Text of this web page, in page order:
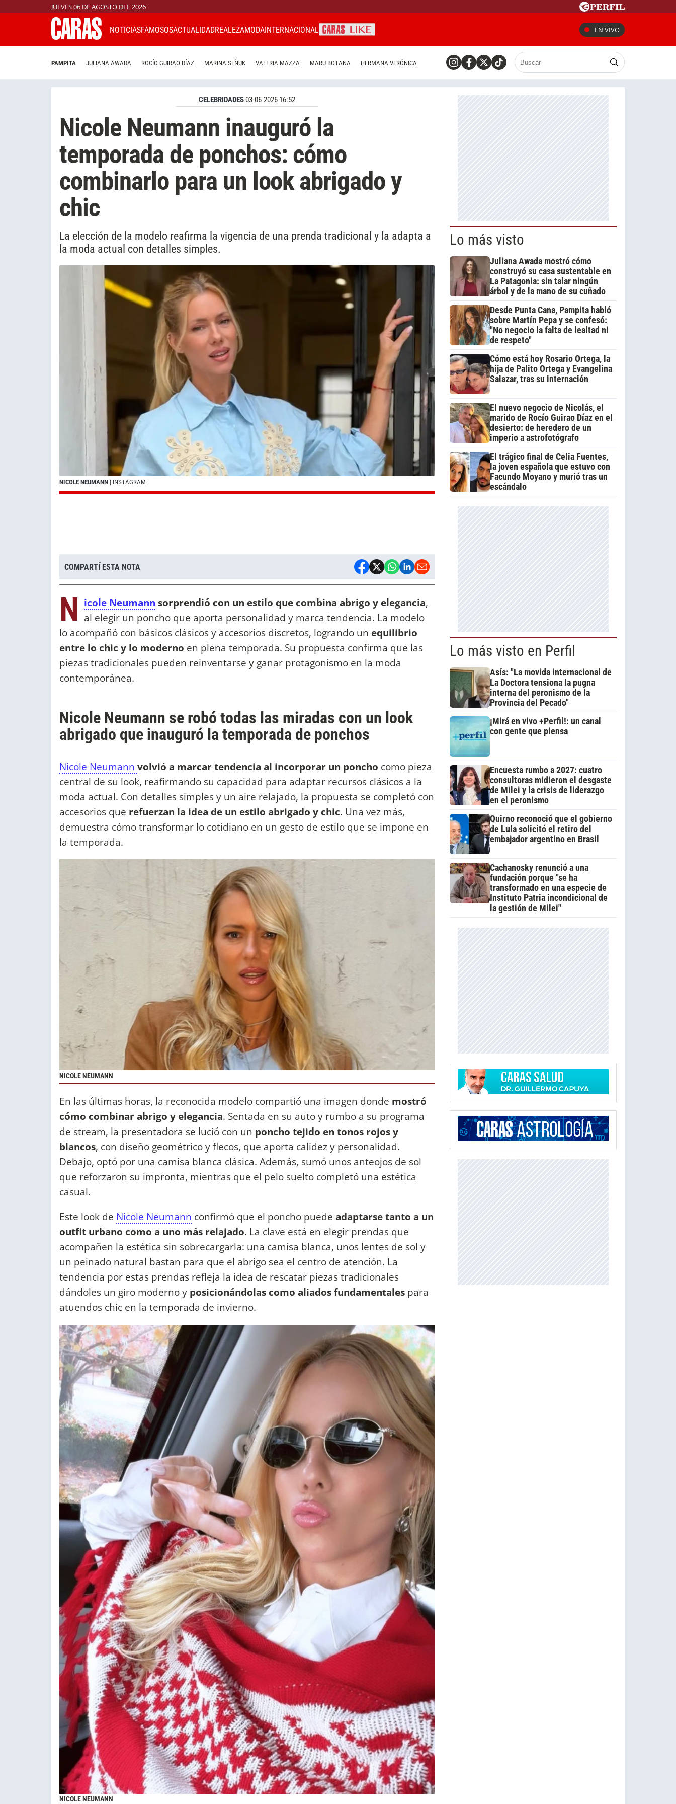
JUEVES 06 DE AGOSTO DEL 2026
NOTICIASFAMOSOSACTUALIDADREALEZAMODAINTERNACIONAL EN VIVO
PAMPITA JULIANA AWADA ROCÍO GUIRAO DÍAZ MARINA SEÑUK VALERIA MAZZA MARU BOTANA HERMANA VERÓNICA
CELEBRIDADES03-06-2026 16:52
Nicole Neumann inauguró la
temporada de ponchos: cómo
combinarlo para un look abrigado y
chic
La elección de la modelo reafirma la vigencia de una prenda tradicional y la adapta a
la moda actual con detalles simples.
NICOLE NEUMANN | INSTAGRAM
COMPARTÍ ESTA NOTA
N icole Neumann sorprendió con un estilo que combina abrigo y elegancia,
al elegir un poncho que aporta personalidad y marca tendencia. La modelo
lo acompañó con básicos clásicos y accesorios discretos, logrando un equilibrio
entre lo chic y lo moderno en plena temporada. Su propuesta confirma que las
piezas tradicionales pueden reinventarse y ganar protagonismo en la moda
contemporánea.
Nicole Neumann se robó todas las miradas con un look
abrigado que inauguró la temporada de ponchos
Nicole Neumann volvió a marcar tendencia al incorporar un poncho como pieza
central de su look, reafirmando su capacidad para adaptar recursos clásicos a la
moda actual. Con detalles simples y un aire relajado, la propuesta se completó con
accesorios que refuerzan la idea de un estilo abrigado y chic. Una vez más,
demuestra cómo transformar lo cotidiano en un gesto de estilo que se impone en
la temporada.
NICOLE NEUMANN
En las últimas horas, la reconocida modelo compartió una imagen donde mostró
cómo combinar abrigo y elegancia. Sentada en su auto y rumbo a su programa
de stream, la presentadora se lució con un poncho tejido en tonos rojos y
blancos, con diseño geométrico y flecos, que aporta calidez y personalidad.
Debajo, optó por una camisa blanca clásica. Además, sumó unos anteojos de sol
que reforzaron su impronta, mientras que el pelo suelto completó una estética
casual.
Este look de Nicole Neumann confirmó que el poncho puede adaptarse tanto a un
outfit urbano como a uno más relajado. La clave está en elegir prendas que
acompañen la estética sin sobrecargarla: una camisa blanca, unos lentes de sol y
un peinado natural bastan para que el abrigo sea el centro de atención. La
tendencia por estas prendas refleja la idea de rescatar piezas tradicionales
dándoles un giro moderno y posicionándolas como aliados fundamentales para
atuendos chic en la temporada de invierno.
NICOLE NEUMANN
Lo más visto
Juliana Awada mostró cómo
construyó su casa sustentable en
La Patagonia: sin talar ningún
árbol y de la mano de su cuñado
Desde Punta Cana, Pampita habló
sobre Martín Pepa y se confesó:
"No negocio la falta de lealtad ni
de respeto"
Cómo está hoy Rosario Ortega, la
hija de Palito Ortega y Evangelina
Salazar, tras su internación
El nuevo negocio de Nicolás, el
marido de Rocío Guirao Díaz en el
desierto: de heredero de un
imperio a astrofotógrafo
El trágico final de Celia Fuentes,
la joven española que estuvo con
Facundo Moyano y murió tras un
escándalo
Lo más visto en Perfil
Asís: "La movida internacional de
La Doctora tensiona la pugna
interna del peronismo de la
Provincia del Pecado"
¡Mirá en vivo +Perfil!: un canal
con gente que piensa
Encuesta rumbo a 2027: cuatro
consultoras midieron el desgaste
de Milei y la crisis de liderazgo
en el peronismo
Quirno reconoció que el gobierno
de Lula solicitó el retiro del
embajador argentino en Brasil
Cachanosky renunció a una
fundación porque "se ha
transformado en una especie de
Instituto Patria incondicional de
la gestión de Milei"